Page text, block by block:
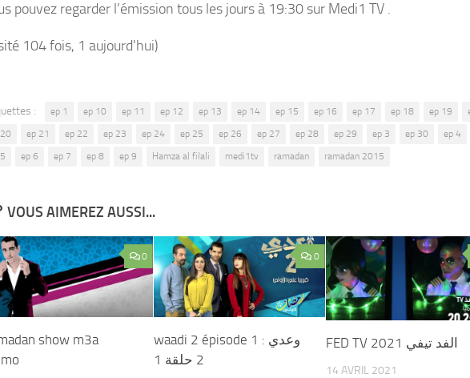
pouvez regarder l’émission tous les jours à 19:30 sur Medi1 TV .
104 fois, 1 aujourd'hui)
: ep 1 ep 10 ep 11 ep 12 ep 13 ep 14 ep 15 ep 16 ep 17 ep 18 ep 19
ep 21 ep 22 ep 23 ep 24 ep 25 ep 26 ep 27 ep 28 ep 29 ep 3 ep 30
ep 4
ep 6 ep 7 ep 8 ep 9 Hamza al filali medi1tv ramadan ramadan 2015
VOUS AIMEREZ AUSSI...
0
show m3a
0
waadi 2 épisode 1 : وعدي
2 حلقة 1
FED TV 2021 الفد تيفي
14 AVRIL 2021